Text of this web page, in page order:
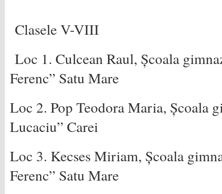
Clasele V-VIII
Loc 1. Culcean Raul, Școala
Ferenc” Satu Mare
Loc 2. Pop Teodora Maria, Școala
Lucaciu” Carei
Loc 3. Kecses Miriam, Școala
Ferenc” Satu Mare